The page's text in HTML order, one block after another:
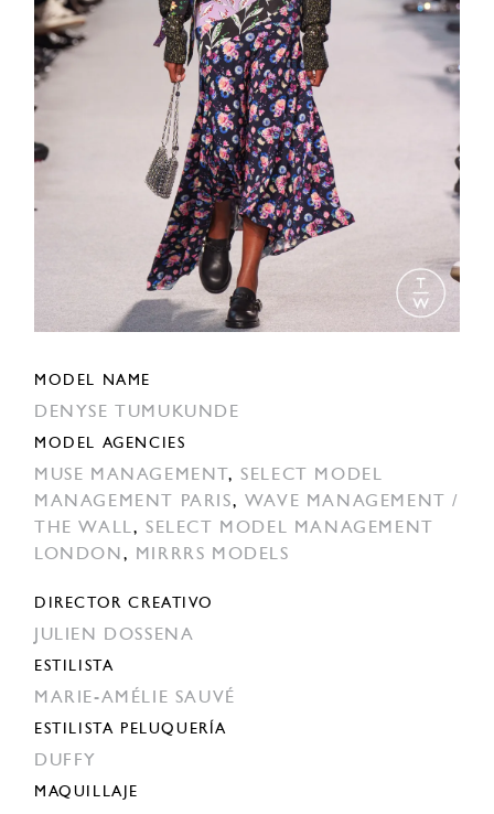
MODEL NAME
DENYSE TUMUKUNDE
MODEL AGENCIES
MUSE MANAGEMENT,SELECT MODEL
MANAGEMENT PARIS, WAVE MANAGEMENT /
THE WALL,SELECT MODEL MANAGEMENT
LONDON , MIRRRS MODELS
DIRECTOR CREATIVO
JULIEN DOSSENA
ESTILISTA
MARIE-AMÉLIE SAUVÉ
ESTILISTA PELUQUERÍA
DUFFY
MAQUILLAJE